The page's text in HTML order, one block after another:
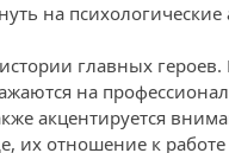
на психологические
главных
на
акцентируется
отношение к работе